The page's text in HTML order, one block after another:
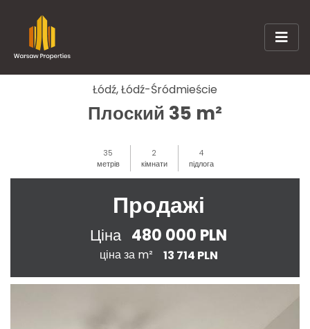
Łódź, Łódź-Śródmieście
Плоский 35 m²
35
метрів
2
кімнати
4
підлога
Продажі
Ціна 480 000 PLN
ціна за m² 13 714 PLN